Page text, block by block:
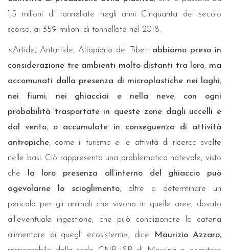
1,5 milioni di tonnellate negli anni Cinquanta del secolo
scorso, ai 359 milioni di tonnellate nel 2018.
«Artide, Antartide, Altopiano del Tibet: abbiamo preso in
considerazione tre ambienti molto distanti tra loro, ma
accomunati dalla presenza di microplastiche nei laghi,
nei fiumi, nei ghiacciai e nella neve, con ogni
probabilità trasportate in queste zone dagli uccelli e
dal vento, o accumulate in conseguenza di attività
antropiche, come il turismo e le attività di ricerca svolte
nelle basi. Ciò rappresenta una problematica notevole, visto
che
la loro presenza all’interno del ghiaccio può
agevolarne lo scioglimento, oltre a determinare un
pericolo per gli animali che vivono in quelle aree, dovuto
all’eventuale ingestione, che può condizionare la catena
alimentare di quegli ecosistemi», dice
Maurizio Azzaro,